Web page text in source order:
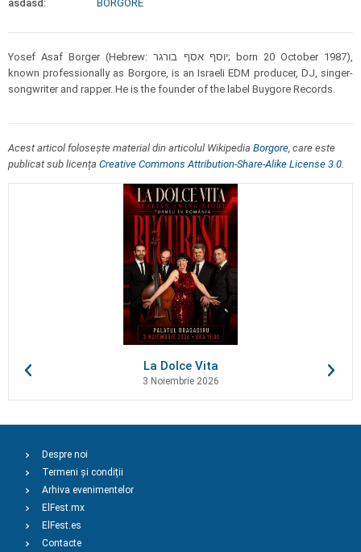
asdasd:
BORGORE
Yosef Asaf Borger (Hebrew: יוסף אסף בורגר; born 20 October 1987),
known professionally as Borgore, is an Israeli EDM producer, DJ, singer-
songwriter and rapper. He is the founder of the label Buygore Records.
Acest articol folosește material din articolul Wikipedia Borgore, care este
publicat sub licența Creative Commons Attribution-Share-Alike License 3.0.
La Dolce Vita
3 Noiembrie 2026
Despre noi
Termeni și condiții
Arhiva evenimentelor
ElFest.mx
ElFest.es
Contacte